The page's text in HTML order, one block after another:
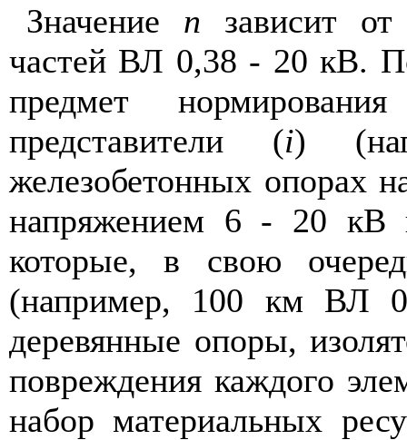
Значение n зависит
частей ВЛ 0,38 - 20 кВ.
предмет
представители (i)
железобетонных опорах
напряжением 6 - 20 кВ
которые, в свою
(например, 100 км ВЛ
деревянные опоры,
повреждения каждого
набор материальных ресу